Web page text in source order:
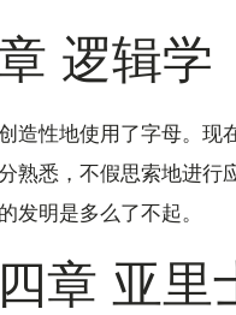
逻辑学
造性地使用了字母。现
熟悉，不假思索地进行
发明是多么了不起。
章 亚里